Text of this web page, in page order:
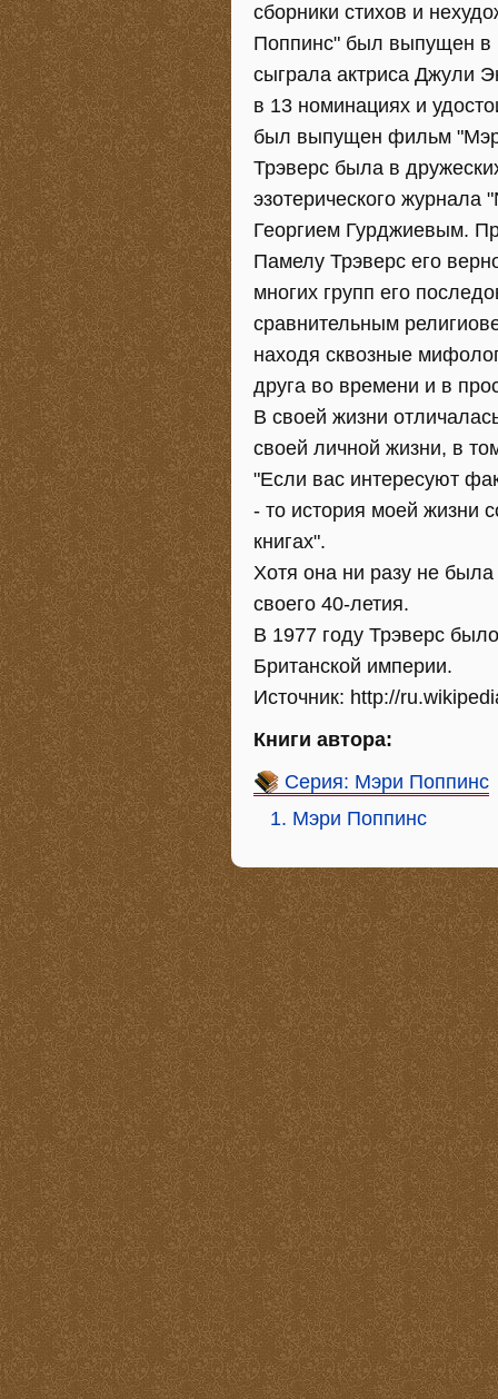
сборники стихов и
Поппинс" был выпущен в
сыграла актриса Джули
в 13 номинациях и
был выпущен фильм
Трэверс была в
эзотерического журнала
Георгием Гурджиевым.
Памелу Трэверс его
многих групп его
сравнительным
находя сквозные
друга во времени и в
В своей жизни
своей личной жизни, в
"Если вас интересуют
- то история моей жизни
книгах".
Хотя она ни разу не
своего 40-летия.
В 1977 году Трэверс
Британской империи.
Источник: http://
Книги автора:
Серия: Мэри Поппинс
1. Мэри Поппинс